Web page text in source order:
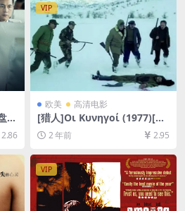
中字]
]
2.86
VIP
欧美 高清电影
[猎人]Οι Κυνηγοί (1977)[百
度网盘+夸克网盘1080P超清
未删减资源][网盘在线播放/下
载][MP4/7.6GB][中文字幕]
2 年前 2.95
VIP